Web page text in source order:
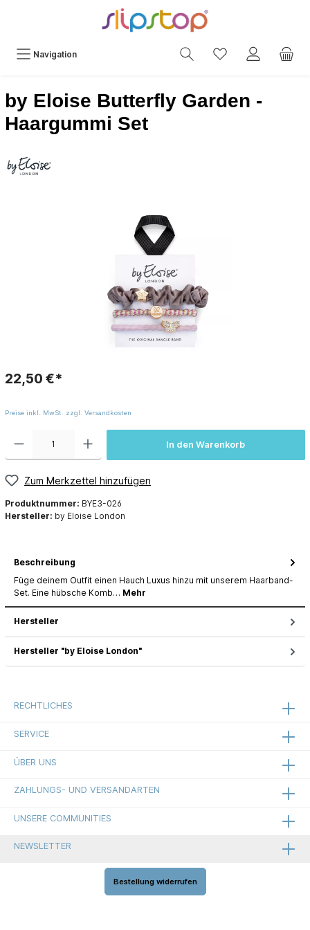
Navigation
by Eloise Butterfly Garden -
Haargummi Set
22,50 €*
Preise inkl. MwSt. zzgl. Versandkosten
In den Warenkorb
Zum Merkzettel hinzufügen
Produktnummer: BYE3-026
Hersteller: by Eloise London
Beschreibung
Füge deinem Outfit einen Hauch Luxus hinzu mit unserem Haarband-
Set. Eine hübsche Komb… Mehr
Hersteller
Hersteller "by Eloise London"
RECHTLICHES
SERVICE
ÜBER UNS
ZAHLUNGS- UND VERSANDARTEN
UNSERE COMMUNITIES
NEWSLETTER
Bestellung widerrufen